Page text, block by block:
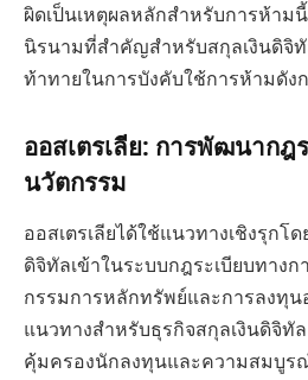
ผิดเป็นเหตุผลหลักสำหรับการห้าม
นิรนามที่สำคัญสำหรับสกุลเงินดิจิทั
ท้าทายในการบังคับใช้การห้ามดัง
ออสเตรเลีย: การพัฒนากฎ
นวัตกรรม
ออสเตรเลียได้ใช้แนวทางเชิงรุกโ
ดิจิทัลเข้าในระบบกฎระเบียบทาง
กรรมการหลักทรัพย์และการลงทุนอ
แนวทางสำหรับธุรกิจสกุลเงินดิจิทั
คุ้มครองนักลงทุนและความสมบูร